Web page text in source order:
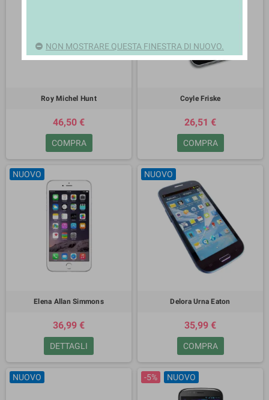
Roy Michel Hunt
46,50 €
COMPRA
Coyle Friske
26,51 €
COMPRA
NUOVO
Elena Allan Simmons
36,99 €
DETTAGLI
NUOVO
Delora Urna Eaton
35,99 €
COMPRA
NUOVO -5% NUOVO
NON MOSTRARE QUESTA FINESTRA DI NUOVO.